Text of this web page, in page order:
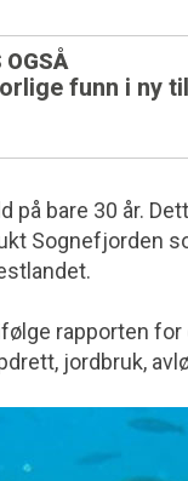
OGSÅ
funn i ny
på bare 30 år.
Sognefjorden
rapporten
jordbruk,